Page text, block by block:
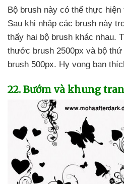
Bộ brush này có thể thực hiện
Sau khi nhập các brush này
thấy hai bộ brush khác nhau.
thước brush 2500px và bộ
brush 500px. Hy vọng bạn
22. Bướm và khung